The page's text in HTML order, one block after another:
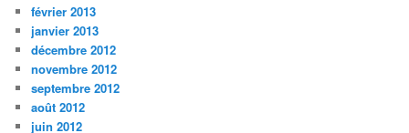
février 2013
janvier 2013
décembre 2012
novembre 2012
septembre 2012
août 2012
juin 2012